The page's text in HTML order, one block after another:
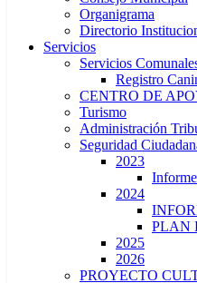
Organigrama
Directorio
Servicios
Servicios
Registro
CENTRO DE
Turismo
Administración
Seguridad
2023
2024
PLAN
2025
2026
PROYECTO